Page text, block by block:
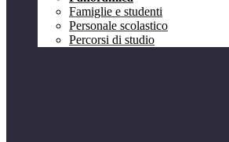
Famiglie e studenti
Personale scolastico
Percorsi di studio